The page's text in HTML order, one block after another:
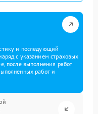
и последующий
с указанием страховых
после выполнения работ
работ и